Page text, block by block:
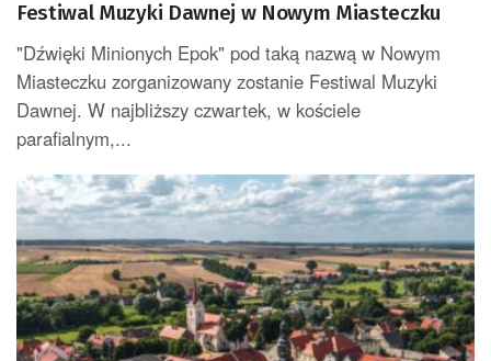
Festiwal Muzyki Dawnej w Nowym Miasteczku
"Dźwięki Minionych Epok" pod taką nazwą w Nowym
Miasteczku zorganizowany zostanie Festiwal Muzyki
Dawnej. W najbliższy czwartek, w kościele
parafialnym,...